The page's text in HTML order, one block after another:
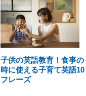
子供の英語教育！食事の
時に使える子育て英語10
フレーズ